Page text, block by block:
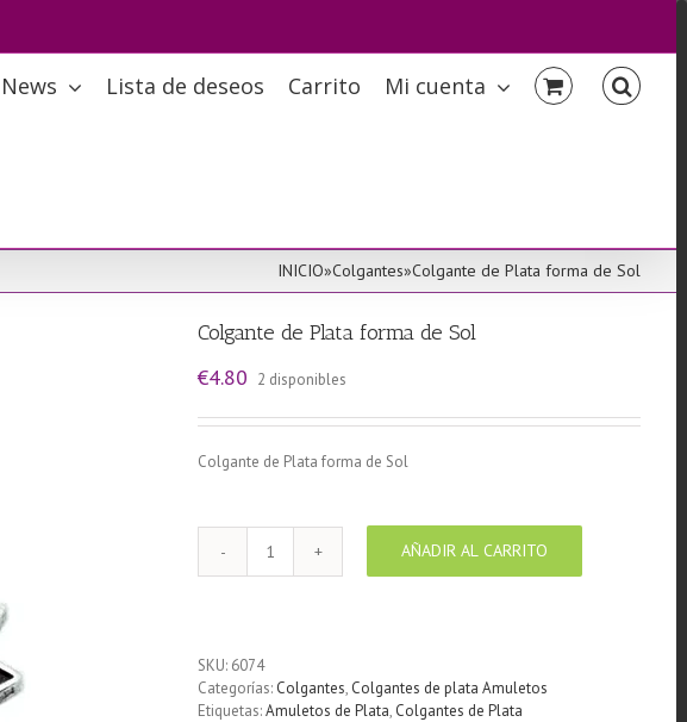
News Lista de deseos Carrito Mi cuenta
INICIO»Colgantes»Colgante de Plata forma de Sol
Colgante de Plata forma de Sol
€4.80 2 disponibles
Colgante de Plata forma de Sol
Colgante
cantidad
AÑADIR AL CARRITO
SKU: 6074
Categorías: Colgantes, Colgantes de plata Amuletos
Etiquetas:Amuletos de Plata, Colgantes de Plata